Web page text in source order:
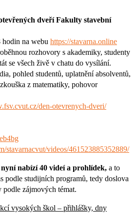
dveří Fakulty stavební
na webu https://stavarna.online
rozhovory s akademiky, studenty
se všech živě v chatu do vysílání.
pohled studentů, uplatnění absolventů,
z matematiky, pohovor
den-otevrenych-dveri/
stavarnacvut/videos/461523885352889/
nabízí 40 videí a prohlídek, a to
podle studijních programů, tedy doslova
zájmových témat.
vysokých škol – přihlášky, dny